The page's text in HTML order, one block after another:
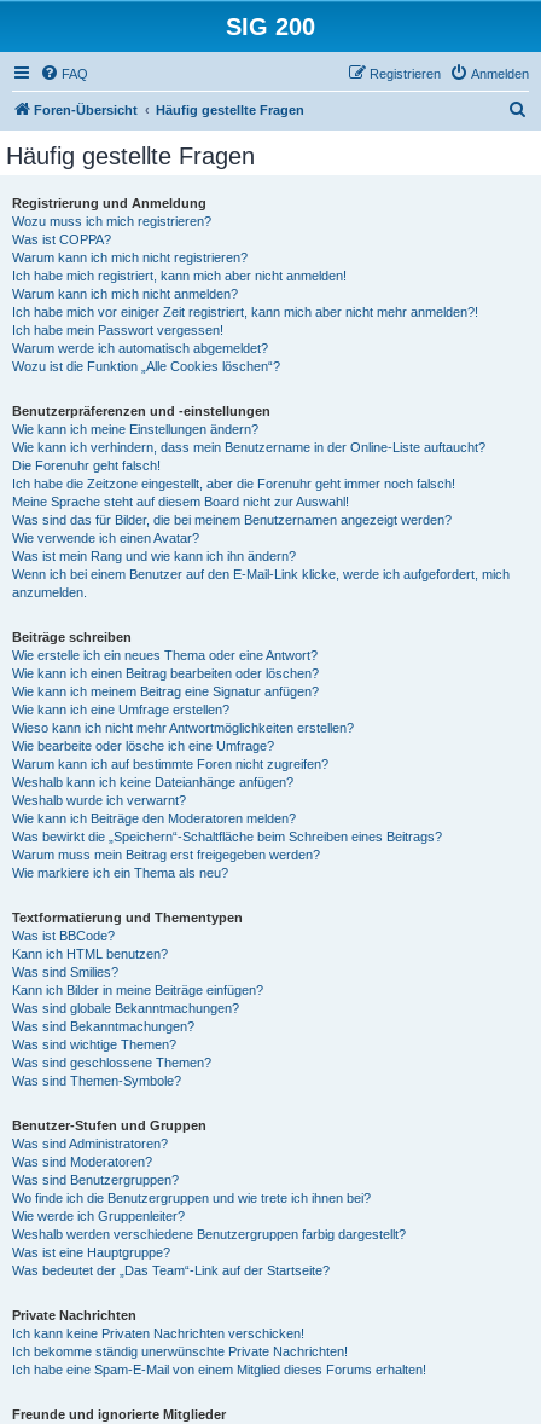
SIG 200
FAQ Anmelden
Registrieren
Foren-Übersicht Häufig gestellte Fragen
Häufig gestellte Fragen
Registrierung und Anmeldung
Wozu muss ich mich registrieren?
Was ist COPPA?
Warum kann ich mich nicht registrieren?
Ich habe mich registriert, kann mich aber nicht anmelden!
Warum kann ich mich nicht anmelden?
Ich habe mich vor einiger Zeit registriert, kann mich aber nicht mehr anmelden?!
Ich habe mein Passwort vergessen!
Warum werde ich automatisch abgemeldet?
Wozu ist die Funktion „Alle Cookies löschen“?
Benutzerpräferenzen und -einstellungen
Wie kann ich meine Einstellungen ändern?
Wie kann ich verhindern, dass mein Benutzername in der Online-Liste auftaucht?
Die Forenuhr geht falsch!
Ich habe die Zeitzone eingestellt, aber die Forenuhr geht immer noch falsch!
Meine Sprache steht auf diesem Board nicht zur Auswahl!
Was sind das für Bilder, die bei meinem Benutzernamen angezeigt werden?
Wie verwende ich einen Avatar?
Was ist mein Rang und wie kann ich ihn ändern?
Wenn ich bei einem Benutzer auf den E-Mail-Link klicke, werde ich aufgefordert, mich
anzumelden.
Beiträge schreiben
Wie erstelle ich ein neues Thema oder eine Antwort?
Wie kann ich einen Beitrag bearbeiten oder löschen?
Wie kann ich meinem Beitrag eine Signatur anfügen?
Wie kann ich eine Umfrage erstellen?
Wieso kann ich nicht mehr Antwortmöglichkeiten erstellen?
Wie bearbeite oder lösche ich eine Umfrage?
Warum kann ich auf bestimmte Foren nicht zugreifen?
Weshalb kann ich keine Dateianhänge anfügen?
Weshalb wurde ich verwarnt?
Wie kann ich Beiträge den Moderatoren melden?
Was bewirkt die „Speichern“-Schaltfläche beim Schreiben eines Beitrags?
Warum muss mein Beitrag erst freigegeben werden?
Wie markiere ich ein Thema als neu?
Textformatierung und Thementypen
Was ist BBCode?
Kann ich HTML benutzen?
Was sind Smilies?
Kann ich Bilder in meine Beiträge einfügen?
Was sind globale Bekanntmachungen?
Was sind Bekanntmachungen?
Was sind wichtige Themen?
Was sind geschlossene Themen?
Was sind Themen-Symbole?
Benutzer-Stufen und Gruppen
Was sind Administratoren?
Was sind Moderatoren?
Was sind Benutzergruppen?
Wo finde ich die Benutzergruppen und wie trete ich ihnen bei?
Wie werde ich Gruppenleiter?
Weshalb werden verschiedene Benutzergruppen farbig dargestellt?
Was ist eine Hauptgruppe?
Was bedeutet der „Das Team“-Link auf der Startseite?
Private Nachrichten
Ich kann keine Privaten Nachrichten verschicken!
Ich bekomme ständig unerwünschte Private Nachrichten!
Ich habe eine Spam-E-Mail von einem Mitglied dieses Forums erhalten!
Freunde und ignorierte Mitglieder